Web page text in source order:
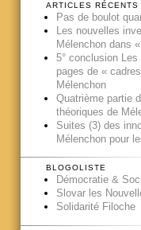
ARTICLES RÉCENTS
Pas de boulot
Les nouvelles
Mélenchon dans
5° conclusion
pages de «
Mélenchon
Quatrième partie
théoriques de
Suites (3) des
Mélenchon pour
BLOGOLISTE
Démocratie &
Slovar les
Solidarité Filoche